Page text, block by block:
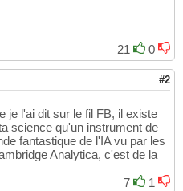
21
0
#2
je l'ai dit sur le fil FB, il existe
science qu'un instrument de
fantastique de l'IA vu par les
Analytica, c'est de la
7
1